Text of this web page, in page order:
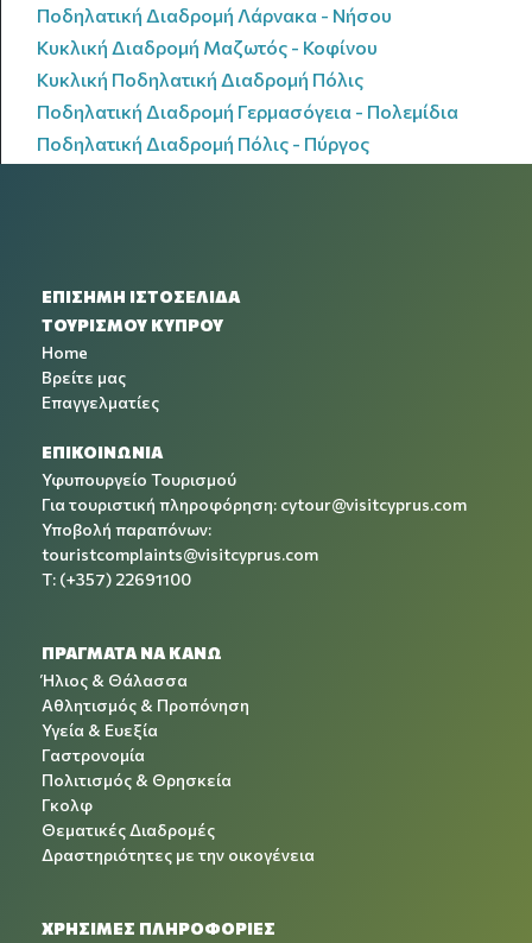
Ποδηλατική Διαδρομή Λάρνακα - Νήσου
Κυκλική Διαδρομή Μαζωτός - Κοφίνου
Κυκλική Ποδηλατική Διαδρομή Πόλις
Ποδηλατική Διαδρομή Γερμασόγεια - Πολεμίδια
Ποδηλατική Διαδρομή Πόλις - Πύργος
ΕΠΙΣΗΜΗ ΙΣΤΟΣΕΛΙΔΑ
ΤΟΥΡΙΣΜΟΥ ΚΥΠΡΟΥ
Home
Βρείτε μας
Επαγγελματίες
ΕΠΙΚΟΙΝΩΝΙΑ
Υφυπουργείο Τουρισμού
Για τουριστική πληροφόρηση: cytour@visitcyprus.com
Υποβολή παραπόνων:
touristcomplaints@visitcyprus.com
T: (+357) 22691100
ΠΡΑΓΜΑΤΑ ΝΑ ΚΑΝΩ
Ήλιος & Θάλασσα
Αθλητισμός & Προπόνηση
Υγεία & Ευεξία
Γαστρονομία
Πολιτισμός & Θρησκεία
Γκολφ
Θεματικές Διαδρομές
Δραστηριότητες με την οικογένεια
ΧΡΉΣΙΜΕΣ ΠΛΗΡΟΦΟΡΊΕΣ